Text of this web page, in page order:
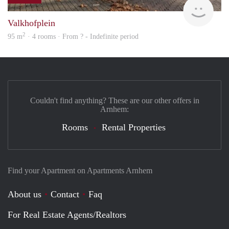
municipal taxes
• Minimum short-stay rental period: 3 months
• Maximum short-stay rental period: 6 months (no
extensions)
• No smoking or pets allowed
• Mandatory final cleaning fee: €250 (deducted from the
• Mandatory purchase of new bedding for 2 persons: €100
• Fully furnished
Interested?
Please contact us for more information or to schedule a
viewing. Availability and rental terms are arranged per
Valkhofplein
95 m2 · 4 rooms · From ? - Indefinite period
Find your Apartment on Apartments Arnhem
About us Contact
Faq
For Real Estate Agents/Realtors
Couldn't find anything? These are our other offers in
Arnhem:
Rooms Rental Properties